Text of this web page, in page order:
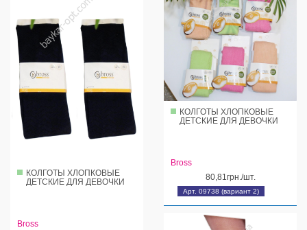
КОЛГОТЫ ХЛОПКОВЫЕ
ДЕТСКИЕ ДЛЯ ДЕВОЧКИ
Bross
Арт. 09738 (вариант 2)
КОЛГОТЫ ХЛОПКОВЫЕ
ДЕТСКИЕ ДЛЯ ДЕВОЧКИ
Bross
80,81грн./шт.